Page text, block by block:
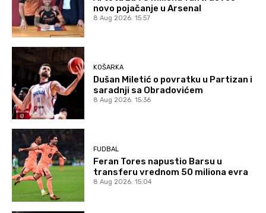
novo pojačanje u Arsenal
8 Aug 2026. 15:57
KOŠARKA
Dušan Miletić o povratku u Partizan i
saradnji sa Obradovićem
8 Aug 2026. 15:36
FUDBAL
Feran Tores napustio Barsu u
transferu vrednom 50 miliona evra
8 Aug 2026. 15:04